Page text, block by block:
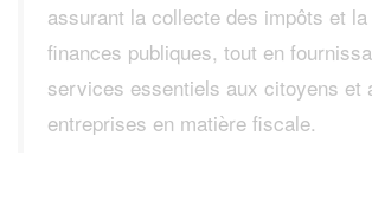
assurant la collecte des impôts et
finances publiques, tout en
services essentiels aux citoyens et
entreprises en matière fiscale.